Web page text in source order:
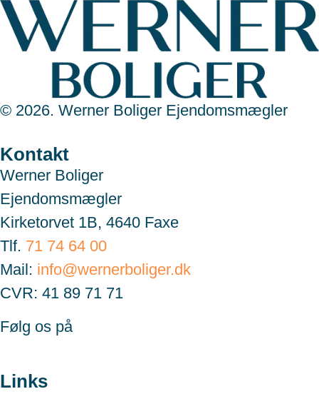
© 2026. Werner Boliger Ejendomsmægler
Kontakt
Werner Boliger
Ejendomsmægler
Kirketorvet 1B, 4640 Faxe
Tlf. 71 74 64 00
Mail: info@wernerboliger.dk
CVR: 41 89 71 71
Følg os på
Links